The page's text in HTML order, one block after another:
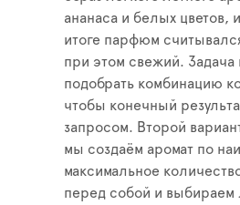
ананаса и белых цветов,
итоге парфюм
при этом свежий.
подобрать комбинацию
чтобы конечный
запросом. Второй
мы создаём аромат по
максимальное
перед собой и выбираем